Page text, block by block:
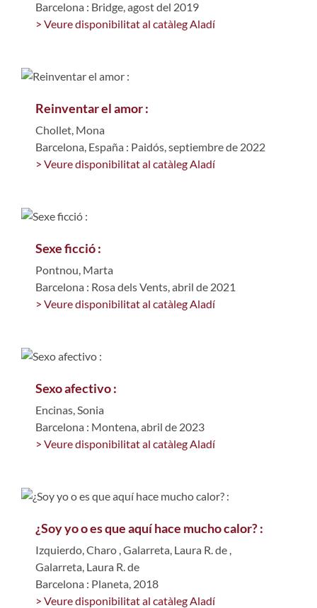
Barcelona : Bridge, agost del 2019
> Veure disponibilitat al catàleg Aladí
Reinventar el amor :
Chollet, Mona
Barcelona, España : Paidós, septiembre de 2022
> Veure disponibilitat al catàleg Aladí
Sexe ficció :
Pontnou, Marta
Barcelona : Rosa dels Vents, abril de 2021
> Veure disponibilitat al catàleg Aladí
Sexo afectivo :
Encinas, Sonia
Barcelona : Montena, abril de 2023
> Veure disponibilitat al catàleg Aladí
¿Soy yo o es que aquí hace mucho calor? :
Izquierdo, Charo Galarreta, Laura R. de
Galarreta, Laura R. de
Barcelona : Planeta, 2018
> Veure disponibilitat al catàleg Aladí